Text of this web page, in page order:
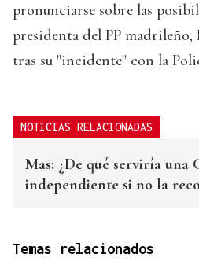
pronunciarse sobre las
presidenta del PP madrileño,
tras su "incidente" con la
NOTICIAS RELACIONADAS
Mas: ¿De qué serviría una
independiente si no la
Temas relacionados